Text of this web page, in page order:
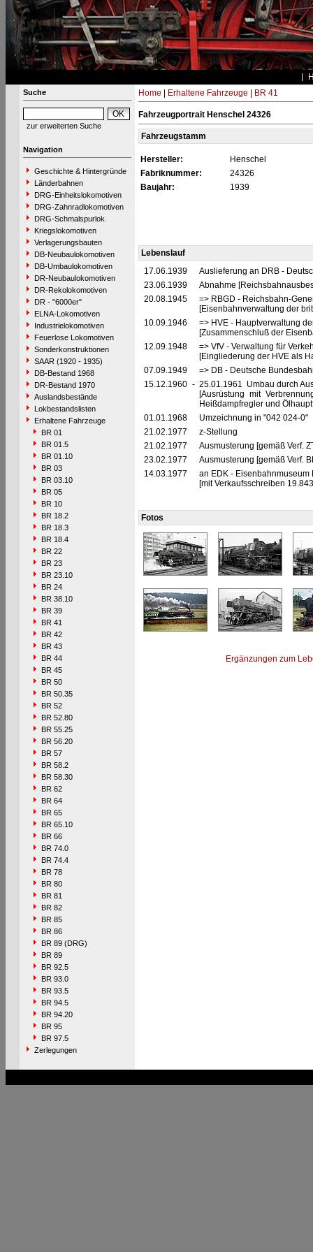
Suche
zur erweiterten Suche
Navigation
Geschichte & Hintergründe
Länderbahnen
DRG-Einheitslokomotiven
DRG-Zahnradlokomotiven
DRG-Schmalspurlok.
Kriegslokomotiven
Verlagerungsbauten
DB-Neubaulokomotiven
DB-Umbaulokomotiven
DR-Neubaulokomotiven
DR-Rekolokomotiven
DR - "6000er"
ELNA-Lokomotiven
Industrielokomotiven
Feuerlose Lokomotiven
Sonderkonstruktionen
SAAR (1920 - 1935)
DB-Bestand 1968
DR-Bestand 1970
Auslandsbestände
Lokbestandslisten
Erhaltene Fahrzeuge
BR 01
BR 01.5
BR 01.10
BR 03
BR 03.10
BR 05
BR 10
BR 18.2
BR 18.3
BR 18.4
BR 22
BR 23
BR 23.10
BR 24
BR 38.10
BR 39
BR 41
BR 42
BR 43
BR 44
BR 45
BR 50
BR 50.35
BR 52
BR 52.80
BR 55.25
BR 56.20
BR 57
BR 58.2
BR 58.30
BR 62
BR 64
BR 65
BR 65.10
BR 66
BR 74.0
BR 74.4
BR 78
BR 80
BR 81
BR 82
BR 85
BR 86
BR 89 (DRG)
BR 89
BR 92.5
BR 93.0
BR 93.5
BR 94.5
BR 94.20
BR 95
BR 97.5
Zerlegungen
Home Erhaltene Fahrzeuge BR 41
Fahrzeugportrait Henschel 24326
Fahrzeugstamm
Hersteller:
Henschel
Fabriknummer:
24326
Baujahr:
1939
Lebenslauf
17.06.1939
Auslieferung an DRB -
23.06.1939
Abnahme
20.08.1945
=> RBGD - Reichsbahn-
[Eisenbahnverwaltung der
10.09.1946
=> HVE - Hauptverwaltung
[Zusammenschluß der
12.09.1948
=> VfV - Verwaltung für
[Eingliederung der HVE als
07.09.1949
=> DB - Deutsche
15.12.1960 - 25.01.1961 Umbau durch
[Ausrüstung mit
Heißdampfregler und
01.01.1968
Umzeichnung in "042 024-0"
21.02.1977
z-Stellung
21.02.1977
Ausmusterung [gemäß Verf.
23.02.1977
Ausmusterung [gemäß Verf.
14.03.1977
an EDK -
[mit Verkaufsschreiben
Fotos
Ergänzungen zum